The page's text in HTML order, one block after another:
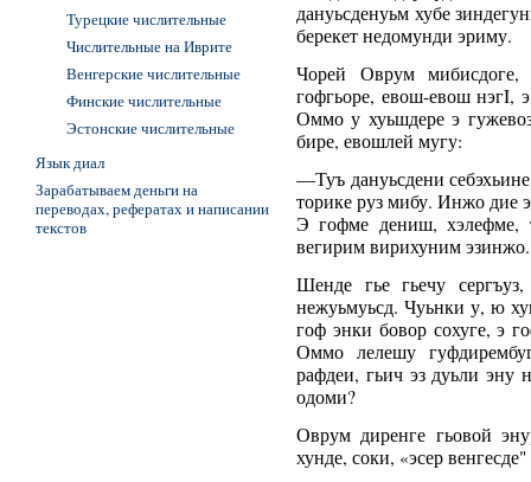
дануьсденуьм хубе
берекет недомунди эриму.
Чорей Оврум
гофгьоре, евош-евош нэгI,
Оммо у хуьшдере э
бире, евошлей мугу:
―Туъ дануьсдени
торике руз мибу. Инжо дие
Э гофме дениш, хэлефме,
вегирим вирихуним эзинжо.
Шенде гье гьечу
нежуьмуьсд. Чуьнки у, ю
гоф энки бовор сохуге, э
Оммо лелешу
рафдеи, гьич эз дуьли эну
одоми?
Оврум диренге гьовой
хунде, соки, «эсер
Турецкие числительные
Числительные на Иврите
Венгерские числительные
Финские числительные
Эстонские числительные
Язык диал
Зарабатываем деньги на
переводах, рефератах и написании
текстов